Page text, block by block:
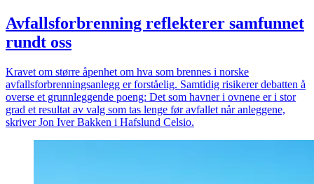
Avfallsforbrenning reflekterer samfunnet
rundt oss
Kravet om større åpenhet om hva som brennes i norske
avfallsforbrenningsanlegg er forståelig. Samtidig risikerer debatten å
overse et grunnleggende poeng: Det som havner i ovnene er i stor
grad et resultat av valg som tas lenge før avfallet når anleggene,
skriver Jon Iver Bakken i Hafslund Celsio.